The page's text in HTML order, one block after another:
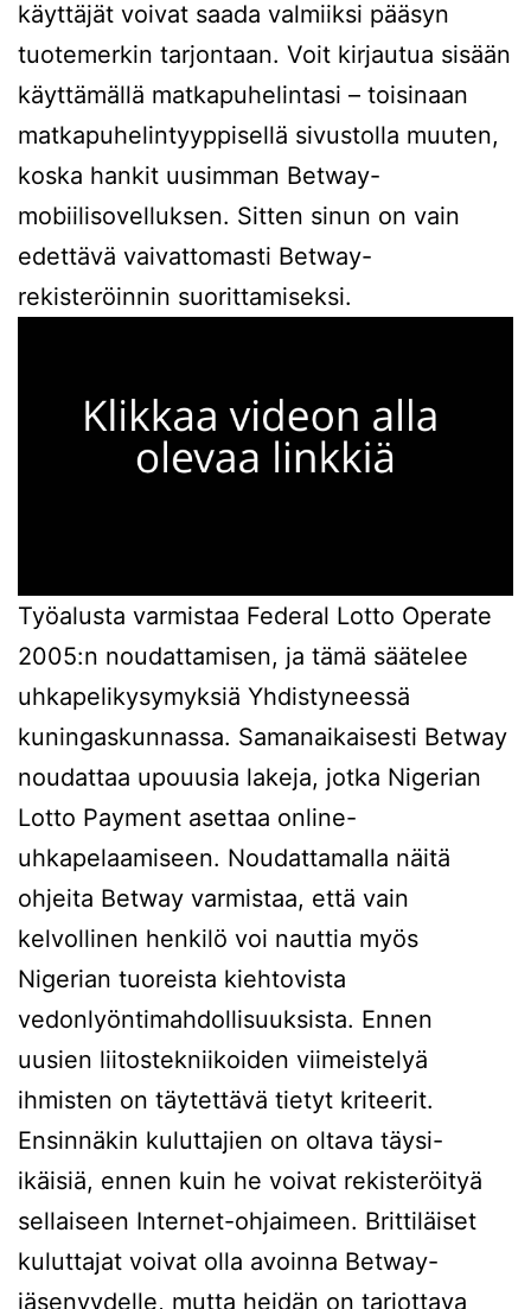
käyttäjät voivat saada valmiiksi pääsyn
tuotemerkin tarjontaan. Voit kirjautua sisään
käyttämällä matkapuhelintasi – toisinaan
matkapuhelintyyppisellä sivustolla muuten,
koska hankit uusimman Betway-
mobiilisovelluksen. Sitten sinun on vain
edettävä vaivattomasti Betway-
rekisteröinnin suorittamiseksi.
Työalusta varmistaa Federal Lotto Operate
2005:n noudattamisen, ja tämä säätelee
uhkapelikysymyksiä Yhdistyneessä
kuningaskunnassa. Samanaikaisesti Betway
noudattaa upouusia lakeja, jotka Nigerian
Lotto Payment asettaa online-
uhkapelaamiseen. Noudattamalla näitä
ohjeita Betway varmistaa, että vain
kelvollinen henkilö voi nauttia myös
Nigerian tuoreista kiehtovista
vedonlyöntimahdollisuuksista. Ennen
uusien liitostekniikoiden viimeistelyä
ihmisten on täytettävä tietyt kriteerit.
Ensinnäkin kuluttajien on oltava täysi-
ikäisiä, ennen kuin he voivat rekisteröityä
sellaiseen Internet-ohjaimeen. Brittiläiset
kuluttajat voivat olla avoinna Betway-
jäsenyydelle, mutta heidän on tarjottava